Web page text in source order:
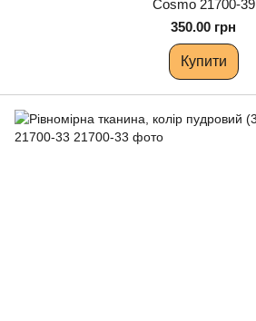
Cosmo 21700-39
350.00 грн
Купити